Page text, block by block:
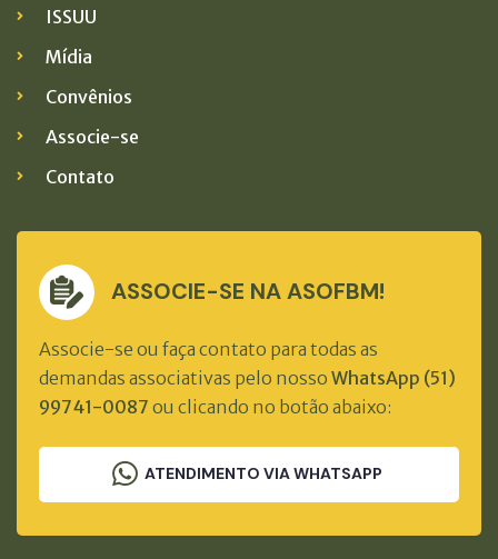
ISSUU
Mídia
Convênios
Associe-se
Contato
ASSOCIE-SE NA ASOFBM!
Associe-se ou faça contato para todas as
demandas associativas pelo nosso WhatsApp (51)
99741-0087 ou clicando no botão abaixo:
ATENDIMENTO VIA WHATSAPP